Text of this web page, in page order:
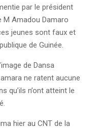
par le président
M Amadou Damaro
jeunes sont faux et
de Guinée.
de Dansa
ne ratent aucune
qu’ils n’ont atteint le
hier au CNT de la